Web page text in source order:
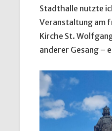
Stadthalle nutzte
Veranstaltung am
Kirche St.
anderer Gesang –